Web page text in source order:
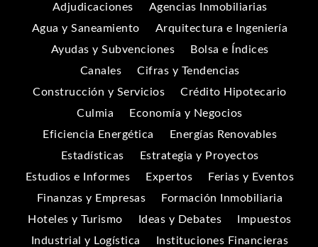
Adjudicaciones
Agencias Inmobiliarias
Agua y Saneamiento
Arquitectura e Ingeniería
Ayudas y Subvenciones
Bolsa e Índices
Canales
Cifras y Tendencias
Construcción y Servicios
Crédito Hipotecario
Culmia
Economía y Negocios
Eficiencia Energética
Energías Renovables
Estadísticas
Estrategia y Proyectos
Estudios e Informes
Expertos
Ferias y Eventos
Finanzas y Empresas
Formación Inmobiliaria
Hoteles y Turismo
Ideas y Debates
Impuestos
Industrial y Logística
Instituciones Financieras